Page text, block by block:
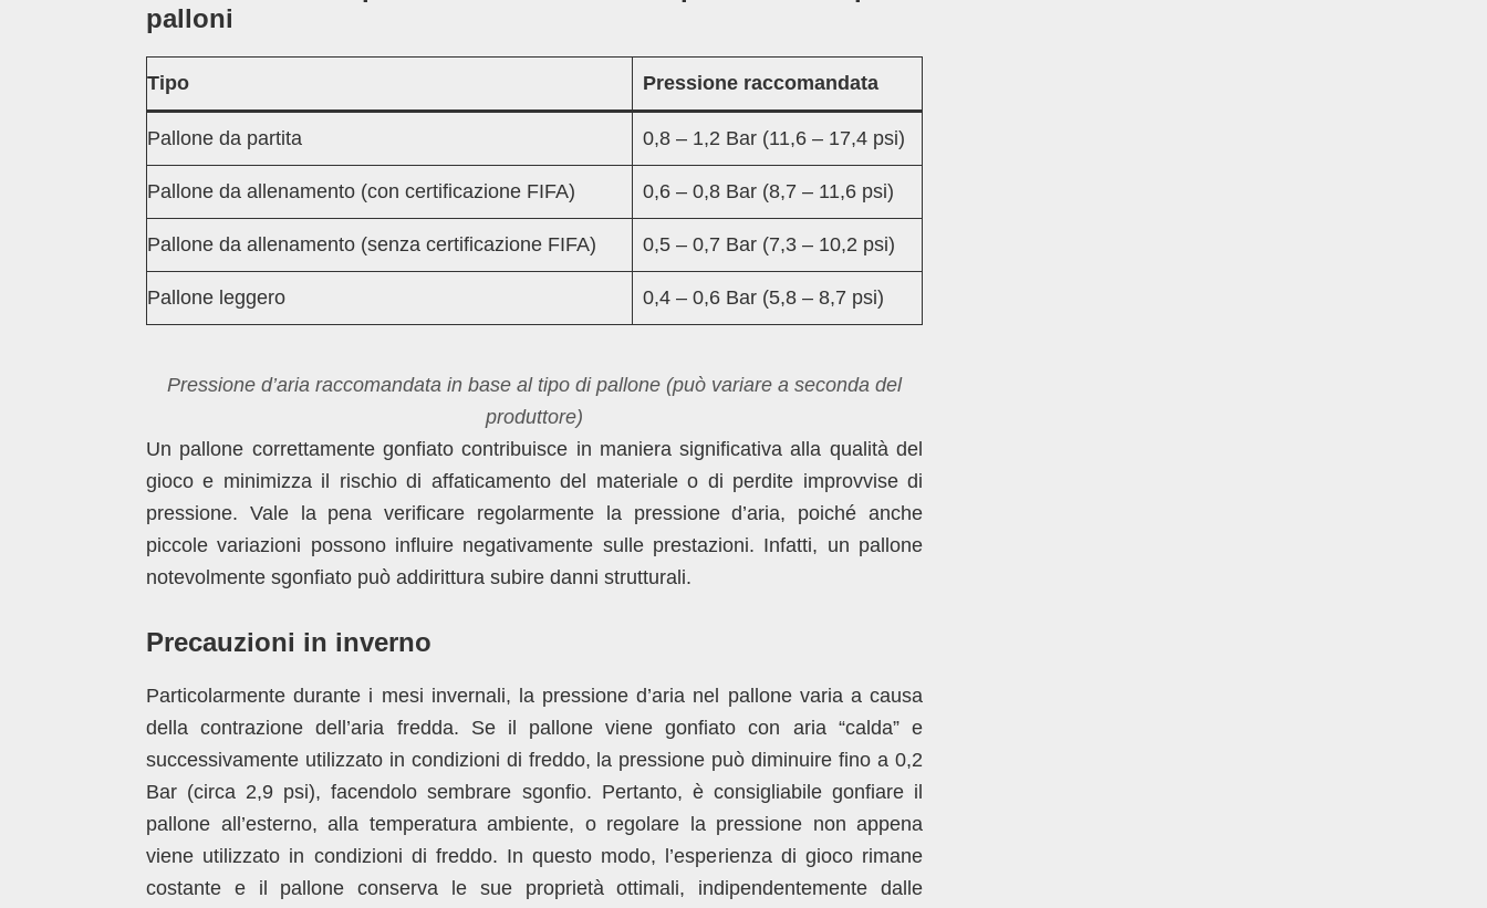
palloni
Tipo Pressione raccomandata
Pallone da partita 0,8 – 1,2 Bar (11,6 – 17,4 psi)
Pallone da allenamento (con certificazione FIFA) 0,6 – 0,8 Bar (8,7 – 11,6 psi)
Pallone da allenamento (senza certificazione FIFA) 0,5 – 0,7 Bar (7,3 – 10,2 psi)
Pallone leggero 0,4 – 0,6 Bar (5,8 – 8,7 psi)
Pressione d’aria raccomandata in base al tipo di pallone (può variare a seconda del
produttore)
Un pallone correttamente gonfiato contribuisce in maniera significativa alla qualità del
gioco e minimizza il rischio di affaticamento del materiale o di perdite improvvise di
pressione. Vale la pena verificare regolarmente la pressione d’aria, poiché anche
piccole variazioni possono influire negativamente sulle prestazioni. Infatti, un pallone
notevolmente sgonfiato può addirittura subire danni strutturali.
Precauzioni in inverno
Particolarmente durante i mesi invernali, la pressione d’aria nel pallone varia a causa
della contrazione dell’aria fredda. Se il pallone viene gonfiato con aria “calda” e
successivamente utilizzato in condizioni di freddo, la pressione può diminuire fino a 0,2
Bar (circa 2,9 psi), facendolo sembrare sgonfio. Pertanto, è consigliabile gonfiare il
pallone all’esterno, alla temperatura ambiente, o regolare la pressione non appena
viene utilizzato in condizioni di freddo. In questo modo, l’esperienza di gioco rimane
costante e il pallone conserva le sue proprietà ottimali, indipendentemente dalle